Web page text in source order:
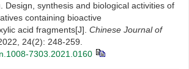
Design, synthesis and biological activities of
containing bioactive
acid fragments[J]. Chinese Journal of
2022, 24(2): 248-259.
7303.2021.0160